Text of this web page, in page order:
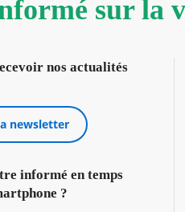
sur la
nos actualités
newsletter
informé en temps
?